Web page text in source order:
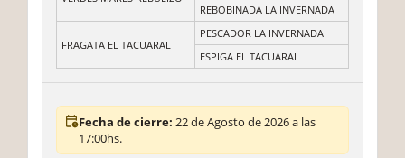
REBOBINADA LA INVERNADA
FRAGATA EL TACUARAL
PESCADOR LA INVERNADA
ESPIGA EL TACUARAL
Fecha de cierre: 22 de Agosto de 2026 a las
17:00hs.